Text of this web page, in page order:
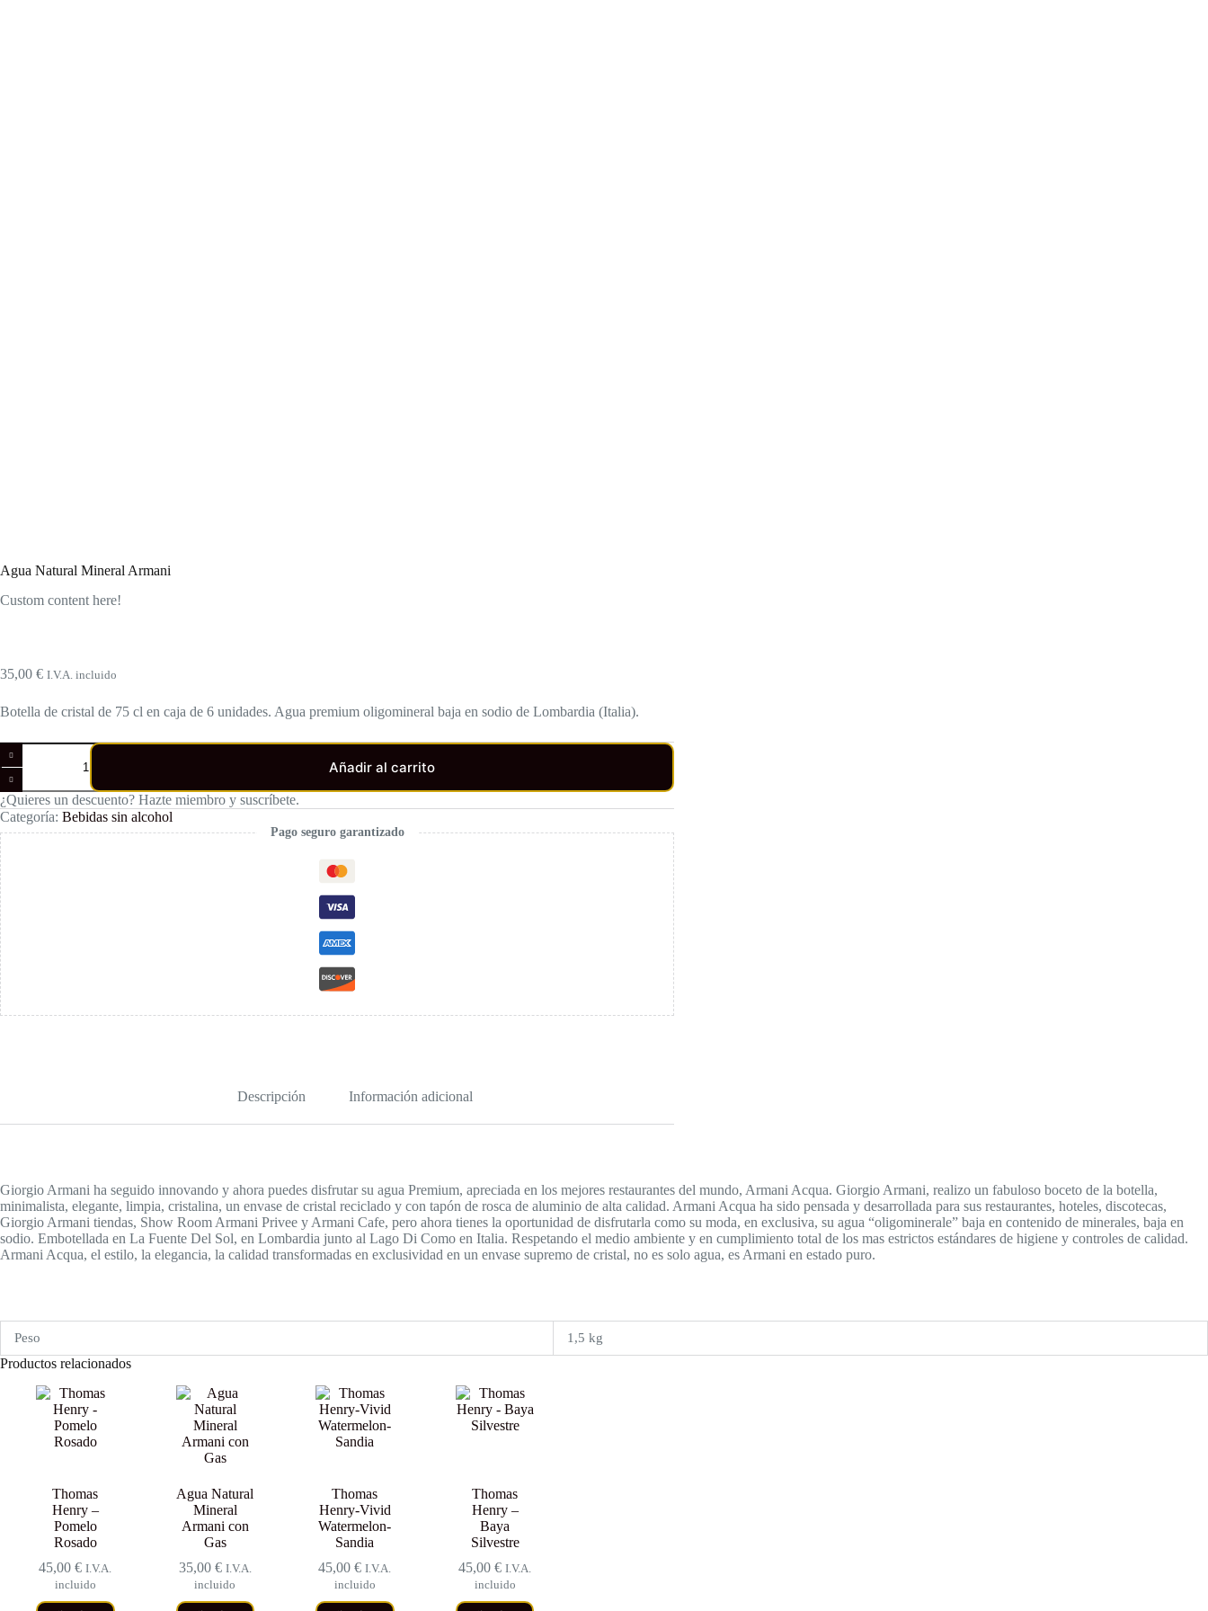
Agua Natural Mineral Armani
Custom content here!
35,00 € I.V.A. incluido
Botella de cristal de 75 cl en caja de 6 unidades. Agua premium oligomineral baja en sodio de Lombardia (Italia).
Agua
Natural
Mineral
Armani
cantidad
Añadir al carrito
¿Quieres un descuento? Hazte miembro y suscríbete.
Categoría: Bebidas sin alcohol
Pago seguro garantizado
Descripción Información adicional
Giorgio Armani ha seguido innovando y ahora puedes disfrutar su agua Premium, apreciada en los mejores restaurantes del mundo, Armani Acqua. Giorgio Armani, realizo un fabuloso boceto de la botella,
minimalista, elegante, limpia, cristalina, un envase de cristal reciclado y con tapón de rosca de aluminio de alta calidad. Armani Acqua ha sido pensada y desarrollada para sus restaurantes, hoteles, discotecas,
Giorgio Armani tiendas, Show Room Armani Privee y Armani Cafe, pero ahora tienes la oportunidad de disfrutarla como su moda, en exclusiva, su agua “oligominerale” baja en contenido de minerales, baja en
sodio. Embotellada en La Fuente Del Sol, en Lombardia junto al Lago Di Como en Italia. Respetando el medio ambiente y en cumplimiento total de los mas estrictos estándares de higiene y controles de calidad.
Armani Acqua, el estilo, la elegancia, la calidad transformadas en exclusividad en un envase supremo de cristal, no es solo agua, es Armani en estado puro.
Peso 1,5 kg
Productos relacionados
Thomas
Henry –
Pomelo
Rosado
45,00€ I.V.A.
incluido
Agua Natural
Mineral
Armani con
Gas
35,00 € I.V.A.
incluido
Thomas
Henry-Vivid
Watermelon-
Sandia
45,00€ I.V.A.
incluido
Thomas
Henry –
Baya
Silvestre
45,00€ I.V.A.
incluido